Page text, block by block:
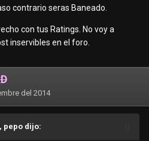
contrario seras Baneado.
con tus Ratings. No voy a
inservibles en el foro.
del 2014
pepo dijo: